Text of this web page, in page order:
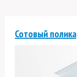
Сотовый